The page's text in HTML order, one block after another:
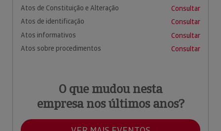
Atos de Constituição e Alteração
Consultar
Atos de identificação
Consultar
Atos informativos
Consultar
Atos sobre procedimentos
Consultar
O que mudou nesta
empresa nos últimos anos?